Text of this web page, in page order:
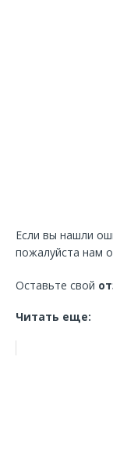
Если вы нашли
пожалуйста нам
Оставьте свой
Читать еще: